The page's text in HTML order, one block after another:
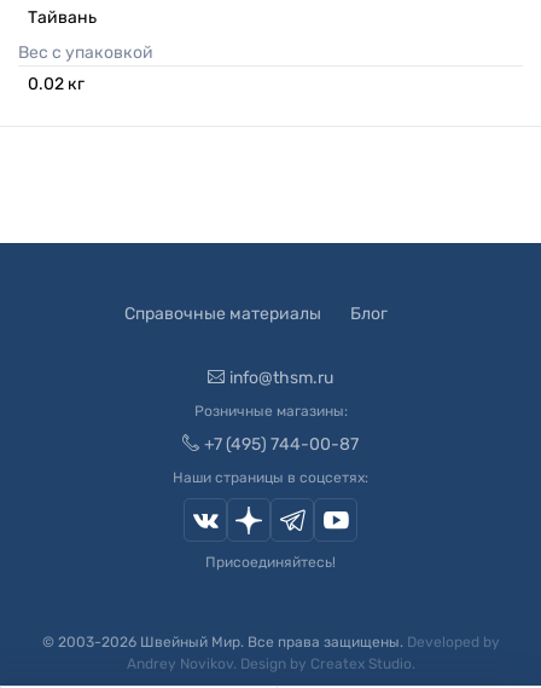
Тайвань
Вес с упаковкой
0.02 кг
Справочные материалы Блог
info@thsm.ru
Розничные магазины:
+7 (495) 744-00-87
Наши страницы в соцсетях:
Присоединяйтесь!
© 2003-2026Швейный Мир. Все права защищены. Developed by
Andrey Novikov. Design by Createx Studio.